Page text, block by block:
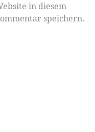
in diesem
speichern.